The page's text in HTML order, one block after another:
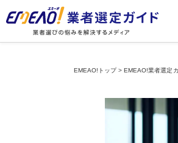
EMEAO!トップ>EMEAO!業者選定